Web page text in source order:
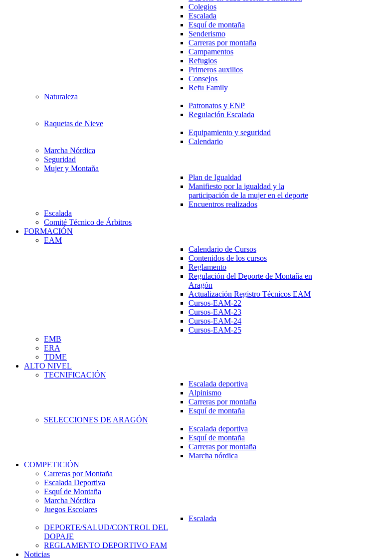
Colegios
Escalada
Esquí de montaña
Senderismo
Carreras por montaña
Campamentos
Refugios
Primeros auxilios
Consejos
Refu Family
Naturaleza
Patronatos y ENP
Regulación Escalada
Raquetas de Nieve
Equipamiento y seguridad
Calendario
Marcha Nórdica
Seguridad
Mujer y Montaña
Plan de Igualdad
Manifiesto por la igualdad y la
participación de la mujer en el deporte
Encuentros realizados
Escalada
Comité Técnico de Árbitros
FORMACIÓN
EAM
Calendario de Cursos
Contenidos de los cursos
Reglamento
Regulación del Deporte de Montaña en
Aragón
Actualización Registro Técnicos EAM
Cursos-EAM-22
Cursos-EAM-23
Cursos-EAM-24
Cursos-EAM-25
EMB
ERA
TDME
ALTO NIVEL
TECNIFICACIÓN
Escalada deportiva
Alpinismo
Carreras por montaña
Esquí de montaña
SELECCIONES DE ARAGÓN
Escalada deportiva
Esquí de montaña
Carreras por montaña
Marcha nórdica
COMPETICIÓN
Carreras por Montaña
Escalada Deportiva
Esquí de Montaña
Marcha Nórdica
Juegos Escolares
Escalada
DEPORTE/SALUD/CONTROL DEL
DOPAJE
REGLAMENTO DEPORTIVO FAM
Noticias